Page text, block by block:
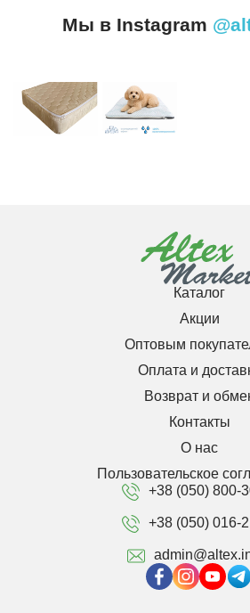
Мы в Instagram
Каталог
Акции
Оптовым
Оплата и
Возврат и
Контакты
О нас
Пользовательское
+38 (050) 800-
+38 (050) 016-